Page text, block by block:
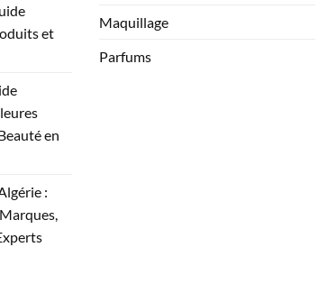
et
en
:
Maquillage
Parfums